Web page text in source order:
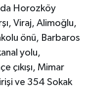
da Horozköy
Viraj, Alimoğlu,
önü, Barbaros
yolu,
çıkışı, Mimar
ve 354 Sokak